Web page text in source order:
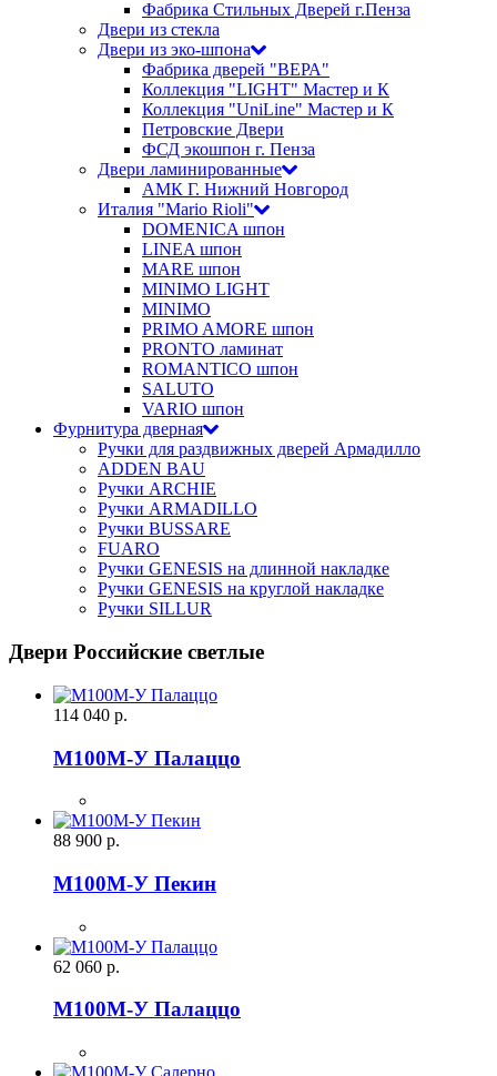
Фабрика Стильных Дверей г.Пенза
Двери из стекла
Двери из эко-шпона
Фабрика дверей "ВЕРА"
Коллекция "LIGHT" Мастер и К
Коллекция "UniLine" Мастер и К
Петровские Двери
ФСД экошпон г. Пенза
Двери ламинированные
АМК Г. Нижний Новгород
Италия "Mario Rioli"
DOMENICA шпон
LINEA шпон
MARE шпон
MINIMO LIGHT
MINIMO
PRIMO AMORE шпон
PRONTO ламинат
ROMANTICO шпон
SALUTO
VARIO шпон
Фурнитура дверная
Ручки для раздвижных дверей Армадилло
ADDEN BAU
Ручки ARCHIE
Ручки ARMADILLO
Ручки BUSSARE
FUARO
Ручки GENESIS на длинной накладке
Ручки GENESIS на круглой накладке
Ручки SILLUR
Двери Российские светлые
114 040 р.
М100М-У Палаццо
88 900 р.
М100М-У Пекин
62 060 р.
М100М-У Палаццо